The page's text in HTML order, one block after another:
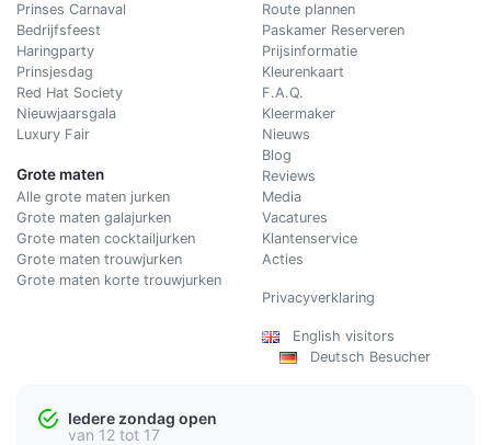
Prinses Carnaval
Bedrijfsfeest
Haringparty
Prinsjesdag
Red Hat Society
Nieuwjaarsgala
Luxury Fair
Grote maten
Alle grote maten jurken
Grote maten galajurken
Grote maten cocktailjurken
Grote maten trouwjurken
Grote maten korte trouwjurken
Route plannen
Paskamer Reserveren
Prijsinformatie
Kleurenkaart
F.A.Q.
Kleermaker
Nieuws
Blog
Reviews
Media
Vacatures
Klantenservice
Acties
Privacyverklaring
English visitors
Deutsch Besucher
Iedere zondag open
van 12 tot 17